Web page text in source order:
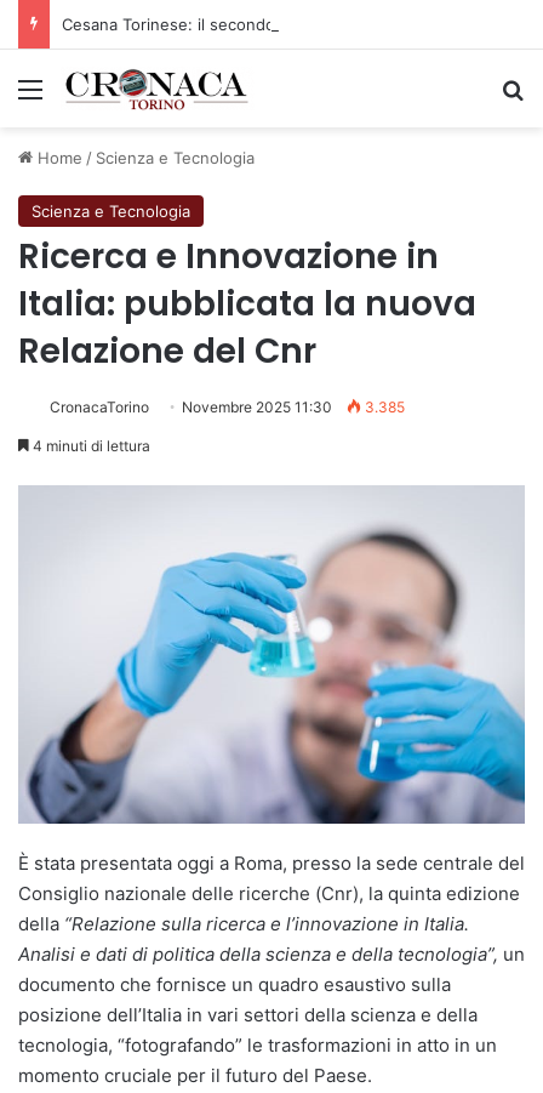
Menu
Home / Scienza e Tecnologia
Scienza e Tecnologia
Ricerca e Innovazione in
Italia: pubblicata la nuova
Relazione del Cnr
CronacaTorino Novembre 2025 11:30 3.385
4 minuti di lettura
È stata presentata oggi a Roma, presso la sede centrale del
Consiglio nazionale delle ricerche (Cnr), la quinta edizione
della “Relazione sulla ricerca e l’innovazione in Italia.
Analisi e dati di politica della scienza e della tecnologia”, un
documento che fornisce un quadro esaustivo sulla
posizione dell’Italia in vari settori della scienza e della
tecnologia, “fotografando” le trasformazioni in atto in un
momento cruciale per il futuro del Paese.